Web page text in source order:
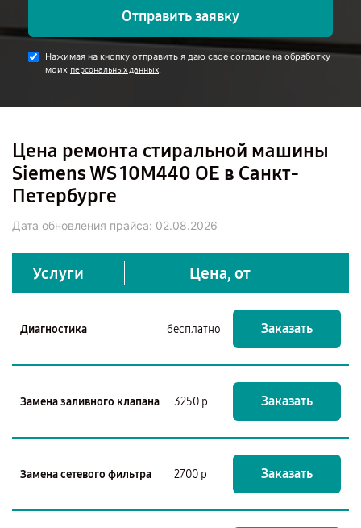
Отправить заявку
Нажимая на кнопку отправить я даю свое согласие на обработку
моих персональных данных.
Цена ремонта стиральной машины
Siemens WS 10M440 OE в Санкт-
Петербурге
Дата обновления прайса: 02.08.2026
Услуги Цена, от
Диагностика бесплатно Заказать
Замена заливного клапана 3250 р Заказать
Замена сетевого фильтра 2700 р Заказать